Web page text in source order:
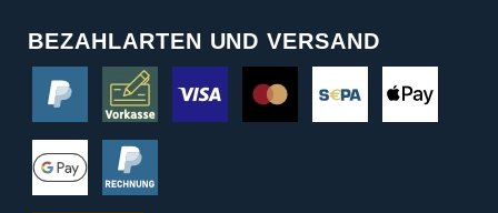
BEZAHLARTEN UND VERSAND